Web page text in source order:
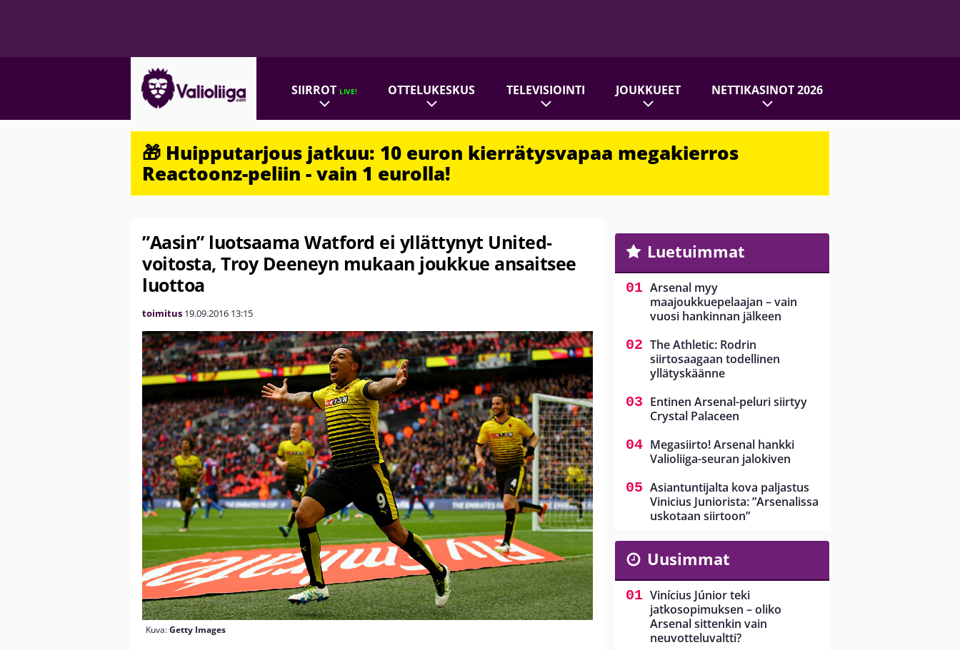
SIIRROTLIVE! OTTELUKESKUS TELEVISIOINTI JOUKKUEET NETTIKASINOT 2026
🎁 Huipputarjous jatkuu: 10 euron kierrätysvapaa megakierros
Reactoonz-peliin - vain 1 eurolla!
”Aasin” luotsaama Watford ei yllättynyt United-
voitosta, Troy Deeneyn mukaan joukkue ansaitsee
luottoa
toimitus 19.09.2016 13:15
Kuva:Getty Images
Luetuimmat
Arsenal myy
maajoukkuepelaajan – vain
vuosi hankinnan jälkeen
The Athletic: Rodrin
siirtosaagaan todellinen
yllätyskäänne
Entinen Arsenal-peluri siirtyy
Crystal Palaceen
Megasiirto! Arsenal hankki
Valioliiga-seuran jalokiven
Asiantuntijalta kova paljastus
Vinicius Juniorista: ”Arsenalissa
uskotaan siirtoon”
Uusimmat
Vinícius Júnior teki
jatkosopimuksen – oliko
Arsenal sittenkin vain
neuvotteluvaltti?